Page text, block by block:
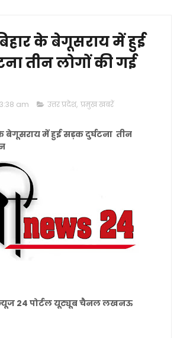
के बेगूसराय में हुई
तीन लोगों की गई
3:38 am उत्तर प्रदेश, प्रमुख खबरें
में हुई सड़क दुर्घटना तीन
न्यूज 24 पोर्टल यूट्यूब चैनल लखनऊ